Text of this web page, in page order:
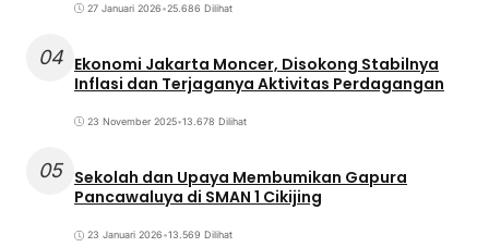
27 Januari 2026•25.686 Dilihat
04 Ekonomi Jakarta Moncer, Disokong Stabilnya
Inflasi dan Terjaganya Aktivitas Perdagangan
23 November 2025•13.678 Dilihat
05 Sekolah dan Upaya Membumikan Gapura
Pancawaluya di SMAN 1 Cikijing
23 Januari 2026•13.569 Dilihat